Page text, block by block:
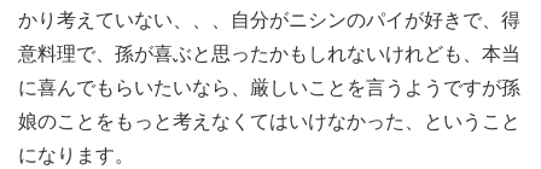
かり考えていない、、、自分がニシンのパイが好きで、得
意料理で、孫が喜ぶと思ったかもしれないけれども、本当
に喜んでもらいたいなら、厳しいことを言うようですが孫
娘のことをもっと考えなくてはいけなかった、ということ
になります。